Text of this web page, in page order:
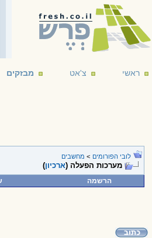
ראשי צ'אט מבזקים
לובי הפורומים > מחשבים
מערכות הפעלה (ארכיון)
הרשמה